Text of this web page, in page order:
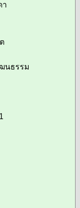
า
นธรรม